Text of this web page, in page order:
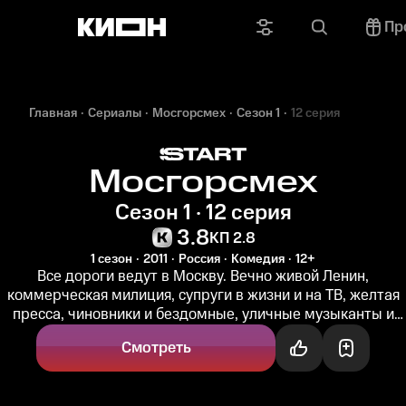
Главная Сериалы Мосгорсмех Сезон 1 12 серия
Мосгорсмех
Сезон 1 · 12 серия
3.8КП 2.8
1 сезон 2011 Россия Комедия 12+
Все дороги ведут в Москву. Вечно живой Ленин,
коммерческая милиция, супруги в жизни и на ТВ, желтая
пресса, чиновники и бездомные, уличные музыканты и
оргкомитет Олимпиады-80...
Смотреть